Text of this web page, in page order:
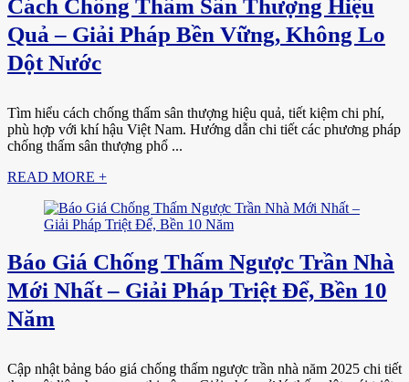
Cách Chống Thấm Sân Thượng Hiệu
Quả – Giải Pháp Bền Vững, Không Lo
Dột Nước
Tìm hiểu cách chống thấm sân thượng hiệu quả, tiết kiệm chi phí,
phù hợp với khí hậu Việt Nam. Hướng dẫn chi tiết các phương pháp
chống thấm sân thượng phổ ...
READ MORE +
Báo Giá Chống Thấm Ngược Trần Nhà
Mới Nhất – Giải Pháp Triệt Để, Bền 10
Năm
Cập nhật bảng báo giá chống thấm ngược trần nhà năm 2025 chi tiết